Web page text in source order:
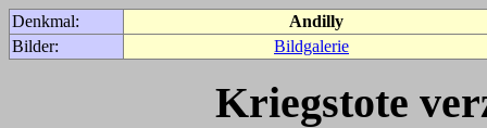
Denkmal:
Andilly
Bilder:
Bildgalerie
Kriegstote